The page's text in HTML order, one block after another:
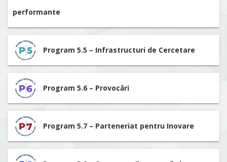
performante
Program 5.5 – Infrastructuri de Cercetare
Program 5.6 – Provocări
Program 5.7 – Parteneriat pentru Inovare